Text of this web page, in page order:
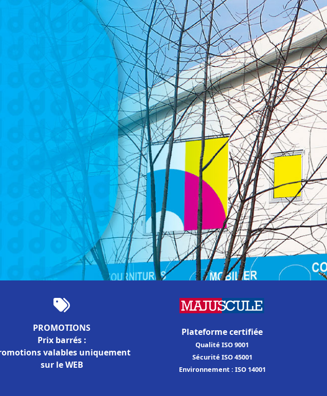
PROMOTIONS
Prix barrés :
valables uniquement
sur le WEB
Plateforme certifiée
Qualité ISO 9001
Sécurité ISO 45001
Environnement : ISO 14001